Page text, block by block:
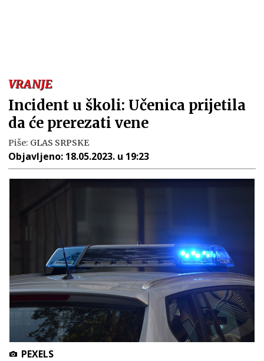
VRANJE
Incident u školi: Učenica prijetila
da će prerezati vene
Piše: GLAS SRPSKE
Objavljeno: 18.05.2023. u 19:23
PEXELS